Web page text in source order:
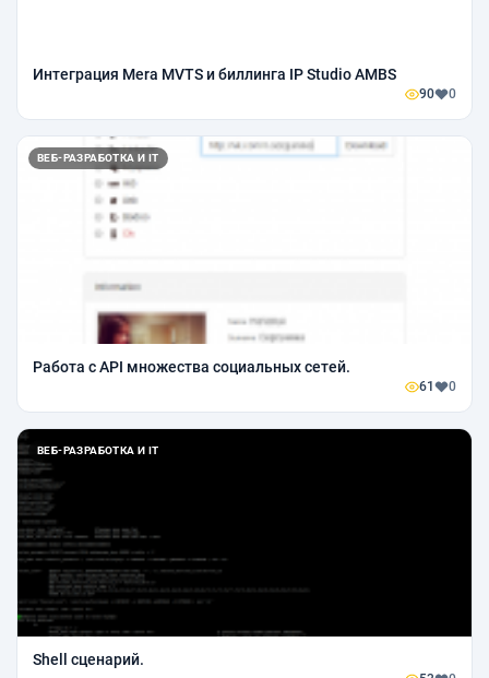
Интеграция Mera MVTS и биллинга IP Studio AMBS
90 0
ВЕБ-РАЗРАБОТКА И IT
Работа с API множества социальных сетей.
61 0
ВЕБ-РАЗРАБОТКА И IT
Shell сценарий.